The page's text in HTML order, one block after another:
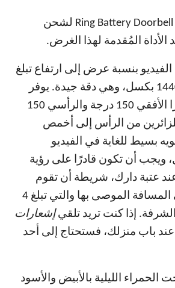
ستحتاج إلى فصل Ring Battery Doorbell لشحن
الأداة المُقدمة لهذا الغرض.
بنسبة عرض إلى ارتفاع تبلغ
1:1 بدقة 1440 × 1440 بكسل، وهي دقة جيدة. يوفر
مجال رؤية الكاميرا الأفقي 150 درجة والرأسي 150
من الرأس إلى أخمص
بسيط للغاية في الفيديو
ويجب أن تكون قادرًا على رؤية
عتبة دارك، شريطة أن تقوم
بتثبيت الجهاز على المسافة الموصى بها والتي تبلغ 4
إذا كنت تريد تلقيإشعارات
عند باب منزلك، فستحتاج إلى أحد
الحمراء الليلية بالأبيض والأسود